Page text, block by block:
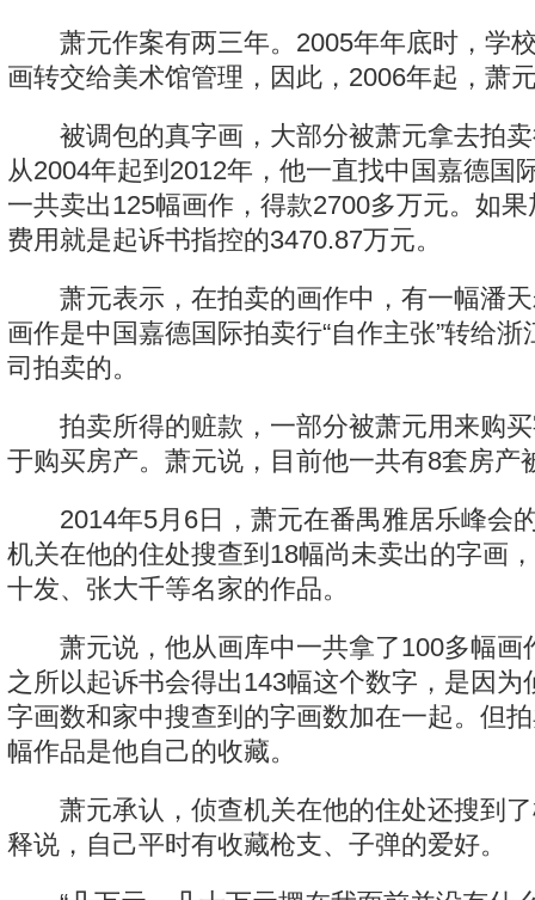
萧元作案有两三年。2005年年底时，学
画转交给美术馆管理，因此，2006年起，萧
被调包的真字画，大部分被萧元拿去拍卖
从2004年起到2012年，他一直找中国嘉德国
一共卖出125幅画作，得款2700多万元。如
费用就是起诉书指控的3470.87万元。
萧元表示，在拍卖的画作中，有一幅潘天
画作是中国嘉德国际拍卖行“自作主张”转给
司拍卖的。
拍卖所得的赃款，一部分被萧元用来购买
于购买房产。萧元说，目前他一共有8套房产
2014年5月6日，萧元在番禺雅居乐峰会
机关在他的住处搜查到18幅尚未卖出的字画
十发、张大千等名家的作品。
萧元说，他从画库中一共拿了100多幅画
之所以起诉书会得出143幅这个数字，是因为
字画数和家中搜查到的字画数加在一起。但
幅作品是他自己的收藏。
萧元承认，侦查机关在他的住处还搜到了
释说，自己平时有收藏枪支、子弹的爱好。